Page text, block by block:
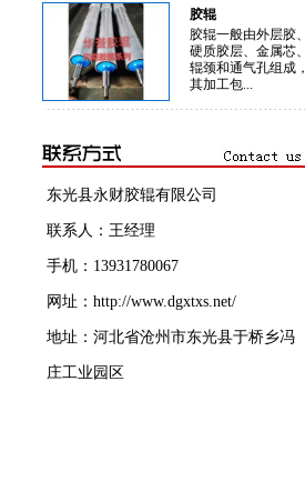
胶辊
胶辊一般由外层胶、
硬质胶层、金属芯、
辊颈和通气孔组成，
其加工包...
东光县永财胶辊有限公司
联系人：王经理
手机：13931780067
网址：http://www.dgxtxs.net/
地址：河北省沧州市东光县于桥乡冯
庄工业园区